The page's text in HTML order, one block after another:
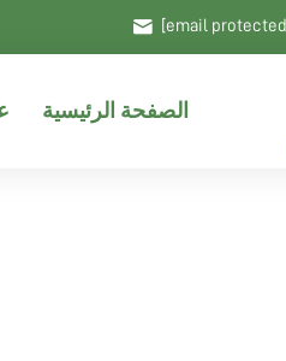
[email protected]
الصفحة الرئيسية